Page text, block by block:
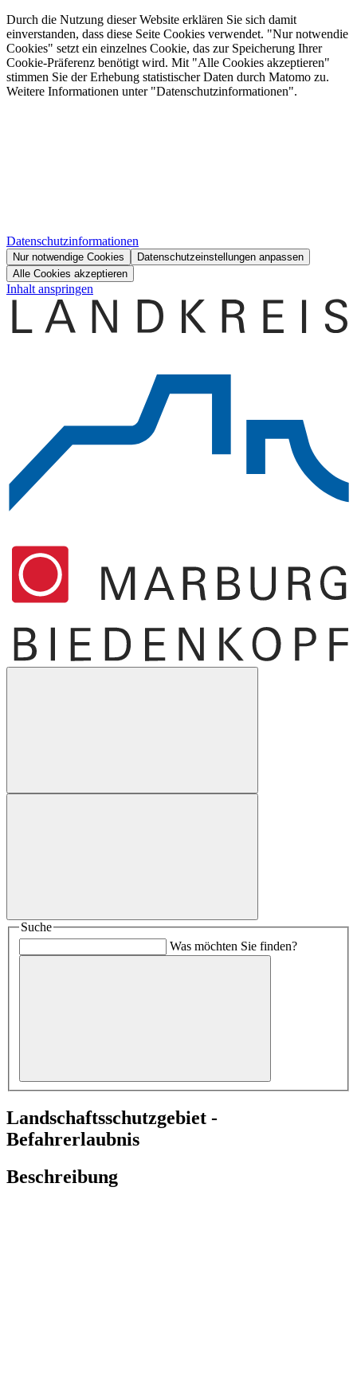
Durch die Nutzung dieser Website erklären Sie sich damit
einverstanden, dass diese Seite Cookies verwendet. "Nur notwendie
Cookies" setzt ein einzelnes Cookie, das zur Speicherung Ihrer
Cookie-Präferenz benötigt wird. Mit "Alle Cookies akzeptieren"
stimmen Sie der Erhebung statistischer Daten durch Matomo zu.
Weitere Informationen unter "Datenschutzinformationen".
Datenschutzinformationen
Nur notwendige Cookies
Datenschutzeinstellungen anpassen
Alle Cookies akzeptieren
Inhalt anspringen
Suche
Was möchten Sie finden?
Landschaftsschutzgebiet -
Befahrerlaubnis
Beschreibung